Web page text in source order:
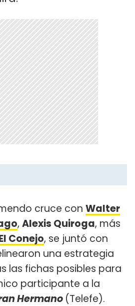
cruce con Walter
, Alexis Quiroga, más
Conejo, se juntó con
una estrategia
las fichas posibles para
participante a la
Hermano (Telefe).